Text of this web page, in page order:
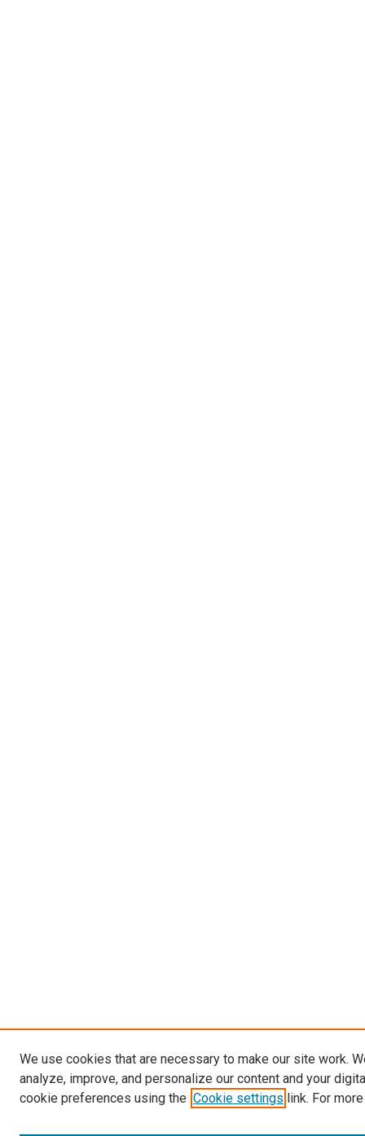
We use cookies that are necessary to make our site work.
analyze, improve, and personalize our content and your
cookie preferences using the Cookie settings link. For